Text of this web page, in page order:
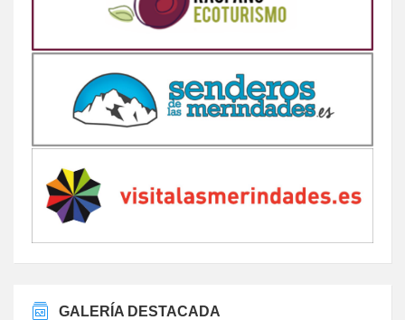
GALERÍA DESTACADA